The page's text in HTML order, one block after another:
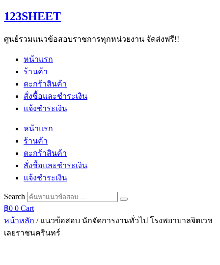
Skip
to
123SHEET
ศูนย์รวมแนวข้อสอบราชการทุกหน่วยงาน จัดส่งฟรี!!
หน้าแรก
ร้านค้า
ตะกร้าสินค้า
สั่งซื้อและชำระเงิน
แจ้งชำระเงิน
หน้าแรก
ร้านค้า
ตะกร้าสินค้า
สั่งซื้อและชำระเงิน
แจ้งชำระเงิน
Search
฿0 0 Cart
หน้าหลัก / แนวข้อสอบ นักจัดการงานทั่วไป โรงพยาบาลจิตเวช
เลยราชนครินทร์